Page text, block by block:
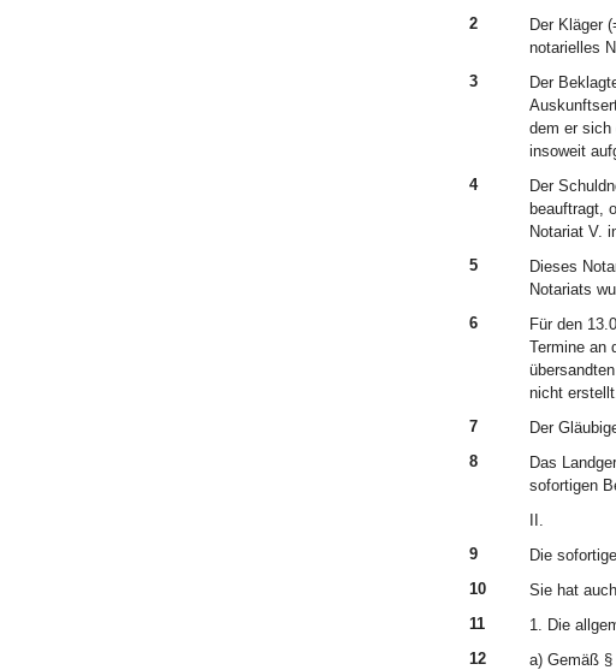
2
Der Kläger
notarielles
3
Der
dem er sich
insoweit
4
Der
beauftragt,
Notariat V.
5
Dieses
Notariats
6
Für den
Termine an
nicht
7
Der
8
Das
sofortigen
II.
9
Die
10
Sie hat
11
1. Die
12
a) Gemäß